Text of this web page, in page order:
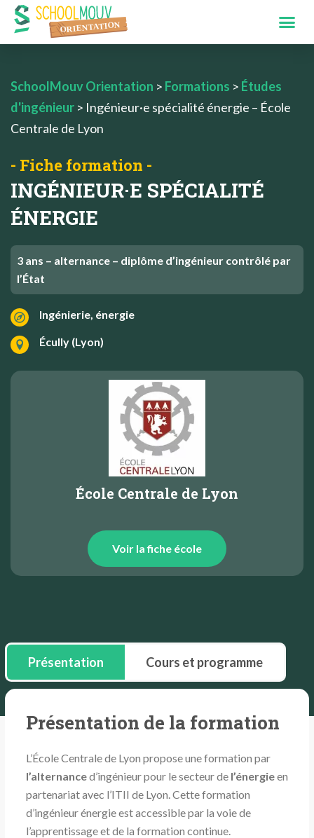
SchoolMouv Orientation > Formations > Études
d'ingénieur > Ingénieur·e spécialité énergie – École
Centrale de Lyon
- Fiche formation -
INGÉNIEUR·E SPÉCIALITÉ
ÉNERGIE
3 ans – alternance – diplôme d’ingénieur contrôlé par
l’État
Ingénierie, énergie
Écully (Lyon)
École Centrale de Lyon
Voir la fiche école
Présentation Cours et programme
Présentation de la formation
L’École Centrale de Lyon propose une formation par
l’alternanced’ingénieur pour le secteur de l’énergieen
partenariat avec l’ITII de Lyon. Cette formation
d’ingénieur énergie est accessible par la voie de
l’apprentissage et de la formation continue.